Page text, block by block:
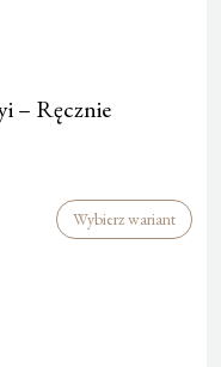
– Ręcznie
Wybierz wariant